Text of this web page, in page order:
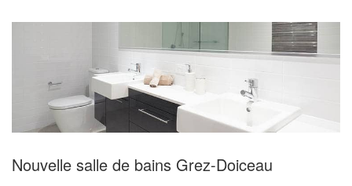
Nouvelle salle de bains Grez-Doiceau